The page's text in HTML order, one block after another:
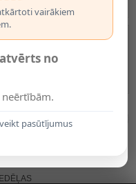
vairākiem
no
pasūtījumus